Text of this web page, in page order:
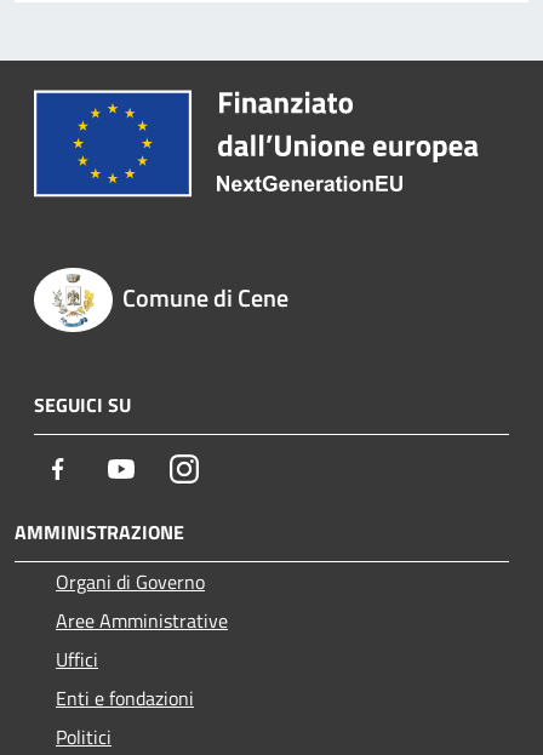
Comune di Cene
SEGUICI SU
Facebook YoutubeInstagram
AMMINISTRAZIONE
Organi di Governo
Aree Amministrative
Uffici
Enti e fondazioni
Politici